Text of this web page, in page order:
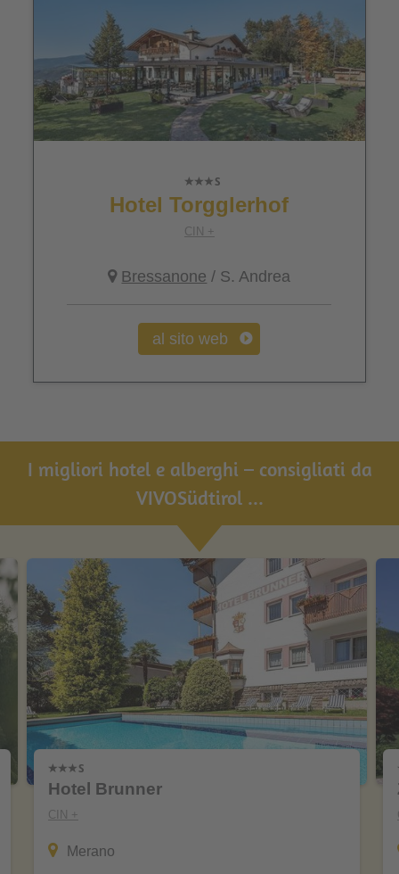
Hotel Torgglerhof
CIN +
Bressanone / S. Andrea
al sito web
I migliori hotel e alberghi – consigliati da
VIVOSüdtirol ...
Hotel Brunner
CIN +
Merano